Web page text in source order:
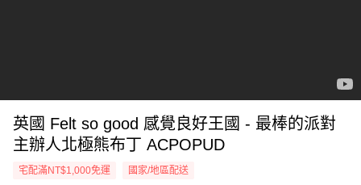
英國 Felt so good 感覺良好王國 - 最棒的派對
主辦人北極熊布丁 ACPOPUD
宅配滿NT$1,000免運 國家/地區配送